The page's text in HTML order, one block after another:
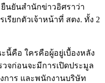
นยันสำนักข่าวอิศราว่า
รียกตัวเจ้าหน้าที่ สตง. ทั้ง 2
นี้คือ ใครคือผู้อยู่เบื้องหลัง
จก่อนจะมีการเปิดประมูล
การ และพนักงานบริษัท